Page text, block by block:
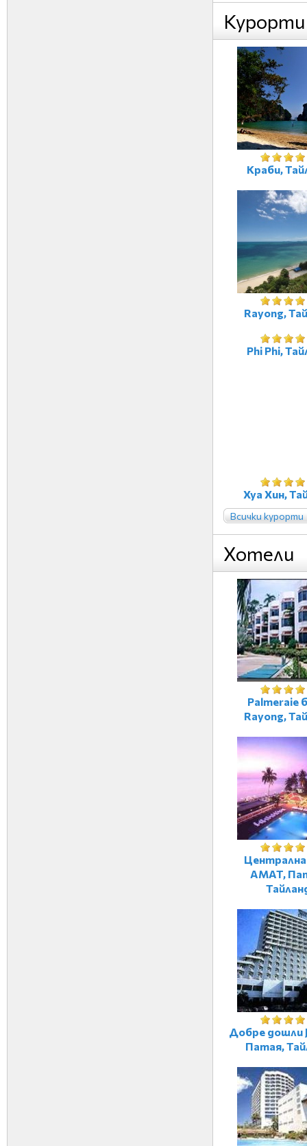
Курорти
Краби,
Rayong,
Phi Phi,
Хуа Хин,
Всички курорти
Хотели
Palmeraie
Rayong,
Централна
AMAT,
Добре дошли
Патая,